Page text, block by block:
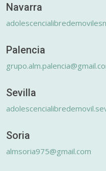
Navarra
Palencia
Sevilla
Soria
almsoria975@gmail.com